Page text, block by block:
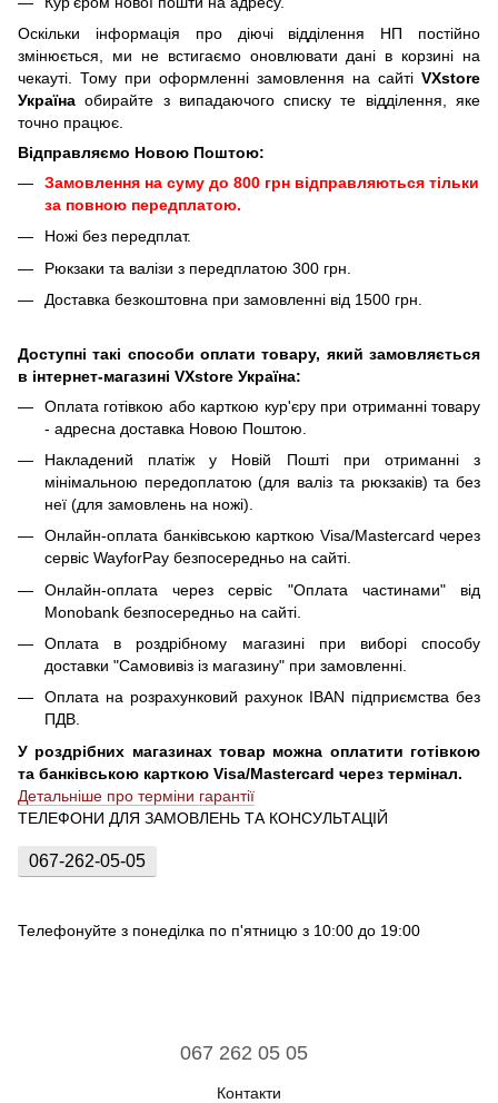
Оскільки інформація про діючі відділення НП постійно
змінюється, ми не встигаємо оновлювати дані в корзині на
чекауті. Тому при оформленні замовлення на сайті VXstore
Україна обирайте з випадаючого списку те відділення, яке
точно працює.
Відправляємо Новою Поштою:
Замовлення на суму до 800 грн відправляються тільки
за повною передплатою.
Ножі без передплат.
Рюкзаки та валізи з передплатою 300 грн.
Доставка безкоштовна при замовленні від 1500 грн.
Доступні такі способи оплати товару, який замовляється
в інтернет-магазині VXstore Україна:
Оплата готівкою або карткою кур'єру при отриманні товару
- адресна доставка Новою Поштою.
Накладений платіж у Новій Пошті при отриманні з
мінімальною передоплатою (для валіз та рюкзаків) та без
неї (для замовлень на ножі).
Онлайн-оплата банківською карткою Visa/Mastercard через
сервіс WayforPay безпосередньо на сайті.
Онлайн-оплата через сервіс "Оплата частинами" від
Monobank безпосередньо на сайті.
Оплата в роздрібному магазині при виборі способу
доставки "Самовивіз із магазину" при замовленні.
Оплата на розрахунковий рахунок IBAN підприємства без
ПДВ.
У роздрібних магазинах товар можна оплатити готівкою
та банківською карткою Visa/Mastercard через термінал.
Детальніше про терміни гарантії
ТЕЛЕФОНИ ДЛЯ ЗАМОВЛЕНЬ ТА КОНСУЛЬТАЦІЙ
067-262-05-05
Телефонуйте з понеділка по п'ятницю з 10:00 до 19:00
067 262 05 05
Контакти